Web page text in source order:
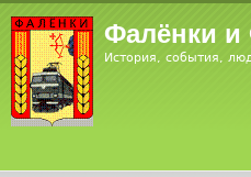
Фалёнки и
История, события,